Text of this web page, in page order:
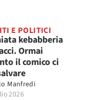
E POLITICI
kebabberia
Ormai
il comico ci
Manfredi
2026